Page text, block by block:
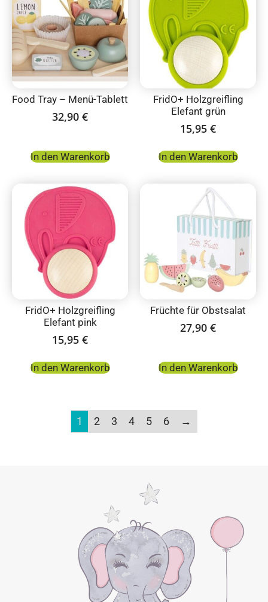
Food Tray – Menü-Tablett
32,90 €
In den Warenkorb
FridO+ Holzgreifling
Elefant grün
15,95 €
In den Warenkorb
FridO+ Holzgreifling
Elefant pink
15,95 €
In den Warenkorb
Früchte für Obstsalat
27,90 €
In den Warenkorb
1 2 3 4 5 6 →